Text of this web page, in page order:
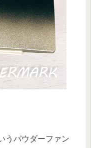
うパウダーファン